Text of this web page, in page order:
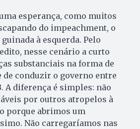
esperança, como muitos
do impeachment, o
à esquerda. Pelo
nesse cenário a curto
substanciais na forma de
de conduzir o governo entre
A diferença é simples: não
por outros atropelos à
porque abrimos um
Não carregaríamos nas